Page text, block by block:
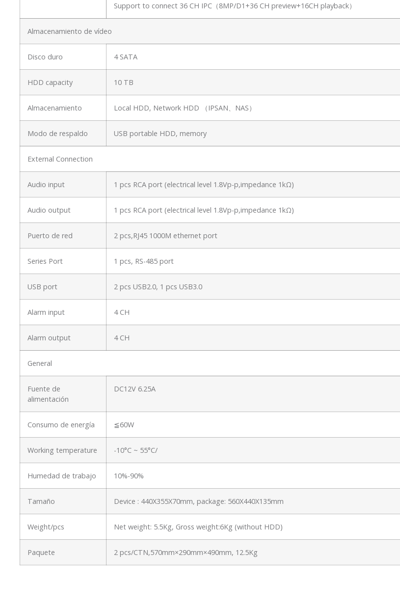
Support to connect 36 CH IPC（8MP/D1+36 CH preview+16CH playback）
Almacenamiento de vídeo
Disco duro 4 SATA
HDD capacity 10 TB
Almacenamiento Local HDD, Network HDD （IPSAN、NAS）
Modo de respaldo USB portable HDD, memory
External Connection
Audio input 1 pcs RCA port (electrical level 1.8Vp-p,impedance 1kΩ)
Audio output 1 pcs RCA port (electrical level 1.8Vp-p,impedance 1kΩ)
Puerto de red 2 pcs,RJ45 1000M ethernet port
Series Port 1 pcs, RS-485 port
USB port 2 pcs USB2.0, 1 pcs USB3.0
Alarm input 4 CH
Alarm output 4 CH
General
Fuente de
alimentación
DC12V 6.25A
Consumo de energía ≦60W
Working temperature -10°C ~ 55°C/
Humedad de trabajo 10%-90%
Tamaño Device : 440X355X70mm, package: 560X440X135mm
Weight/pcs Net weight: 5.5Kg, Gross weight:6Kg (without HDD)
Paquete 2 pcs/CTN,570mm×290mm×490mm, 12.5Kg